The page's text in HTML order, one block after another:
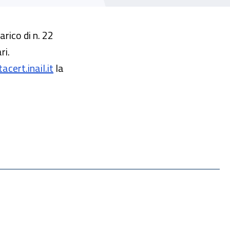
di n. 22
la